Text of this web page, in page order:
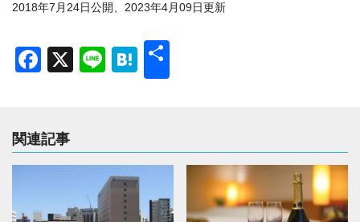
2018年7月24日公開、2023年4月09日更新
Facebook
X LineHatena
関連記事